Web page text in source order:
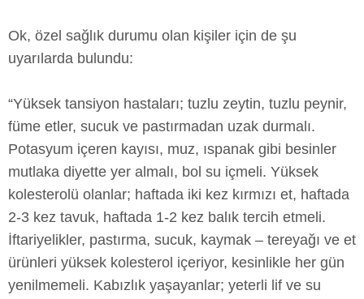
Ok, özel sağlık durumu olan kişiler için de şu
uyarılarda bulundu:
“Yüksek tansiyon hastaları; tuzlu zeytin, tuzlu peynir,
füme etler, sucuk ve pastırmadan uzak durmalı.
Potasyum içeren kayısı, muz, ıspanak gibi besinler
mutlaka diyette yer almalı, bol su içmeli. Yüksek
kolesterolü olanlar; haftada iki kez kırmızı et, haftada
2-3 kez tavuk, haftada 1-2 kez balık tercih etmeli.
İftariyelikler, pastırma, sucuk, kaymak – tereyağı ve et
ürünleri yüksek kolesterol içeriyor, kesinlikle her gün
yenilmemeli. Kabızlık yaşayanlar; yeterli lif ve su